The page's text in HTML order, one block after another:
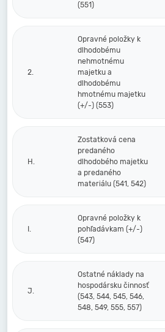
(551)
2.
Opravné položky k
dlhodobému
nehmotnému
majetku a
dlhodobému
hmotnému majetku
(+/-) (553)
H.
Zostatková cena
predaného
dlhodobého majetku
a predaného
materiálu (541, 542)
I.
Opravné položky k
pohľadávkam (+/-)
(547)
J.
Ostatné náklady na
hospodársku činnosť
(543, 544, 545, 546,
548, 549, 555, 557)